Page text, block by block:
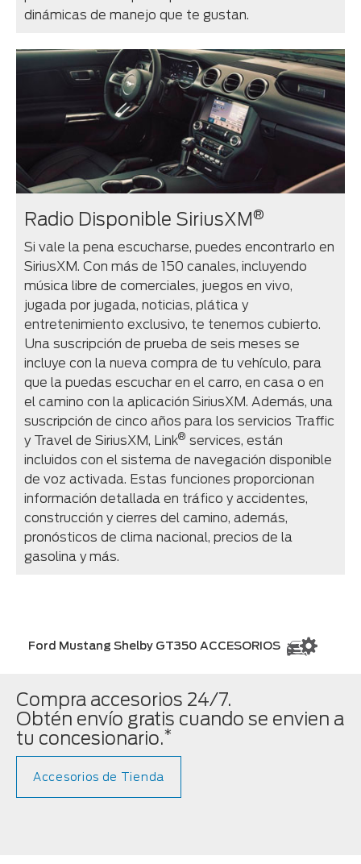
dinámicas de manejo que te gustan.
Radio Disponible SiriusXM®
Si vale la pena escucharse, puedes encontrarlo en
SiriusXM. Con más de 150 canales, incluyendo
música libre de comerciales, juegos en vivo,
jugada por jugada, noticias, plática y
entretenimiento exclusivo, te tenemos cubierto.
Una suscripción de prueba de seis meses se
incluye con la nueva compra de tu vehículo, para
que la puedas escuchar en el carro, en casa o en
el camino con la aplicación SiriusXM. Además, una
suscripción de cinco años para los servicios Traffic
y Travel de SiriusXM, Link® services, están
incluidos con el sistema de navegación disponible
de voz activada. Estas funciones proporcionan
información detallada en tráfico y accidentes,
construcción y cierres del camino, además,
pronósticos de clima nacional, precios de la
gasolina y más.
Ford Mustang Shelby GT350 ACCESORIOS
Compra accesorios 24/7.
Obtén envío gratis cuando se envien a
tu concesionario.*
Accesorios de Tienda